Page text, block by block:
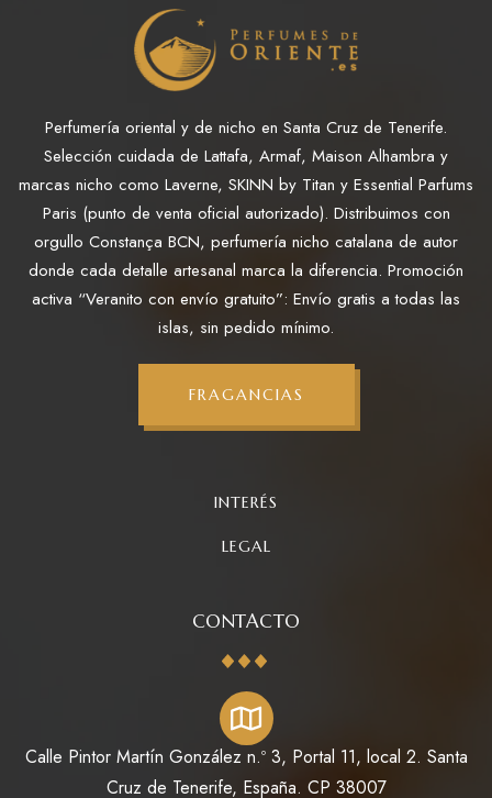
Perfumería oriental y de nicho en Santa Cruz de Tenerife.
Selección cuidada de Lattafa, Armaf, Maison Alhambra y
marcas nicho como Laverne, SKINN by Titan y Essential Parfums
Paris (punto de venta oficial autorizado). Distribuimos con
orgullo Constança BCN, perfumería nicho catalana de autor
donde cada detalle artesanal marca la diferencia. Promoción
activa “Veranito con envío gratuito”: Envío gratis a todas las
islas, sin pedido mínimo.
FRAGANCIAS
INTERÉS
LEGAL
CONTACTO
Calle Pintor Martín González n.º 3, Portal 11, local 2. Santa
Cruz de Tenerife, España. CP 38007